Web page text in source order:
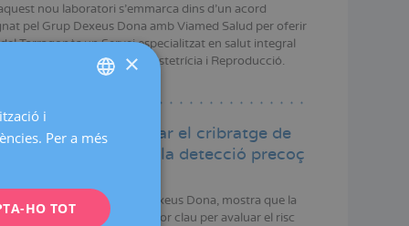
nou laboratori s’emmarca dins d'un acord
pel Grup Dexeus Dona amb Viamed Salud per oferir
Tarragonès un Servei especialitzat en salut integral
les àrees de Ginecologia, Obstetrícia i Reproducció.
suggereix actualitzar el cribratge de
per garantir-ne la detecció precoç
per investigadors de Dexeus Dona, mostra que la
uterina, un biomarcador clau per avaluar el risc
CATALÀ
FRENCH
×
i
Per a més
HO TOT